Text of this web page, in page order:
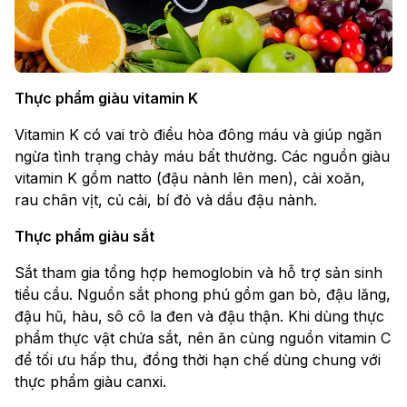
Thực phẩm giàu vitamin K
Vitamin K có vai trò điều hòa đông máu và giúp ngăn
ngừa tình trạng chảy máu bất thường. Các nguồn giàu
vitamin K gồm natto (đậu nành lên men), cải xoăn,
rau chân vịt, củ cải, bí đỏ và dầu đậu nành.
Thực phẩm giàu sắt
Sắt tham gia tổng hợp hemoglobin và hỗ trợ sản sinh
tiểu cầu. Nguồn sắt phong phú gồm gan bò, đậu lăng,
đậu hũ, hàu, sô cô la đen và đậu thận. Khi dùng thực
phẩm thực vật chứa sắt, nên ăn cùng nguồn vitamin C
để tối ưu hấp thu, đồng thời hạn chế dùng chung với
thực phẩm giàu canxi.